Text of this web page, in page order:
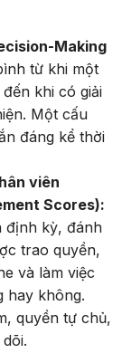
Making
từ khi một
khi có giải
Một cấu
đáng kể thời
viên
Scores):
định kỳ, đánh
trao quyền,
và làm việc
hay không.
quyền tự chủ,